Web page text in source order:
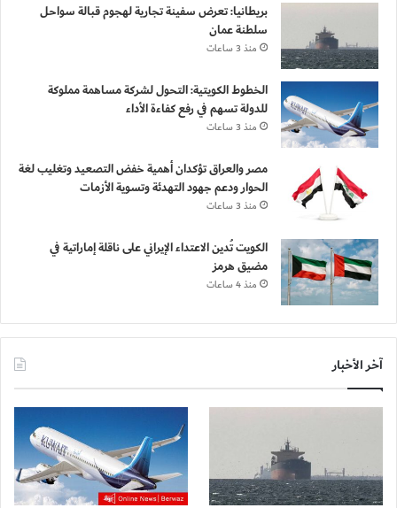
بريطانيا: تعرض سفينة تجارية لهجوم قبالة سواحل
سلطنة عمان
منذ 3 ساعات
الخطوط الكويتية: التحول لشركة مساهمة مملوكة
للدولة تسهم في رفع كفاءة الأداء
منذ 3 ساعات
مصر والعراق تؤكدان أهمية خفض التصعيد وتغليب لغة
الحوار ودعم جهود التهدئة وتسوية الأزمات
منذ 3 ساعات
الكويت تُدين الاعتداء الإيراني على ناقلة إماراتية في
مضيق هرمز
منذ 4 ساعات
آخر الأخبار